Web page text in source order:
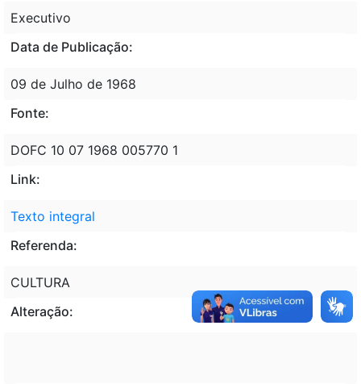
Executivo
Data de Publicação:
09 de Julho de 1968
Fonte:
DOFC 10 07 1968 005770 1
Link:
Texto integral
Referenda:
CULTURA
Alteração: